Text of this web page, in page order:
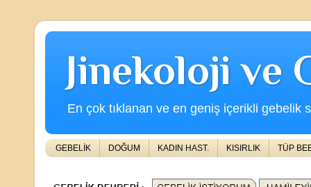
Jinekoloji ve
En çok tıklanan ve en geniş içerikli gebelik
GEBELİK DOĞUM KADIN HAST. KISIRLIK TÜP